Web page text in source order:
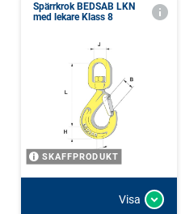
Spärrkrok BEDSAB LKN
med lekare Klass 8
SKAFFPRODUKT
Visa